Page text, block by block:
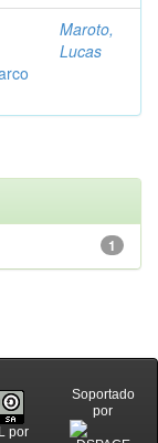
Maroto,
Lucas
1
por
Soportado
por